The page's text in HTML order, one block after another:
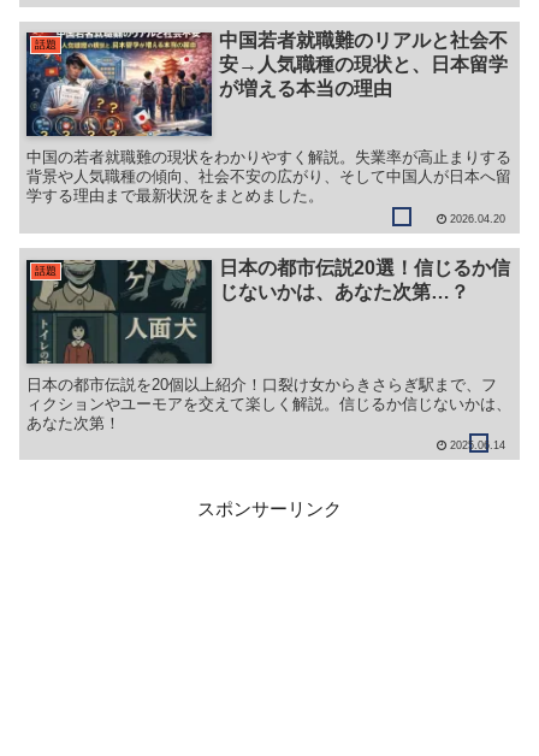
話題
中国若者就職難のリアルと社会不
安→人気職種の現状と、日本留学
が増える本当の理由
中国の若者就職難の現状をわかりやすく解説。失業率が高止まりする
背景や人気職種の傾向、社会不安の広がり、そして中国人が日本へ留
学する理由まで最新状況をまとめました。
2026.04.20
話題
日本の都市伝説20選！信じるか信
じないかは、あなた次第…？
日本の都市伝説を20個以上紹介！口裂け女からきさらぎ駅まで、フ
ィクションやユーモアを交えて楽しく解説。信じるか信じないかは、
あなた次第！
2025.06.14
スポンサーリンク